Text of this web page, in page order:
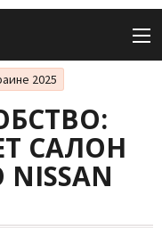
2025
САЛОН